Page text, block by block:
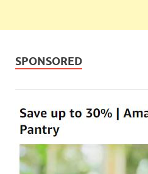
SPONSORED